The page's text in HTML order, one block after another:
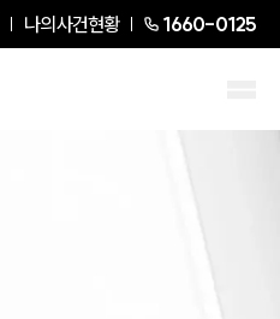
나의사건현황 1660-0125